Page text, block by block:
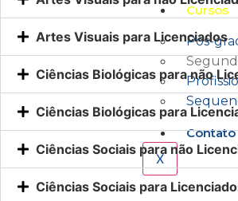
Cursos
Pós-
Contato
X
Artes Visuais para Licenciados
Ciências Biológicas para não
Ciências Biológicas para
Ciências Sociais para não
Ciências Sociais para